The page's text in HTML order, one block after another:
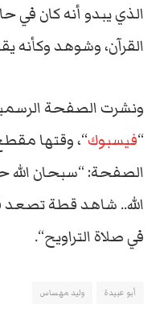
الذي يبدو أنه كان في
القرآن، وشوهد وكأنه
ونشرت الصفحة
“فيسبوك“، وقتها
الصفحة: “سبحان الله
الله.. شاهد قطة تصعد
في صلاة التراويح“.
أبو عبيدة وليد مهساس